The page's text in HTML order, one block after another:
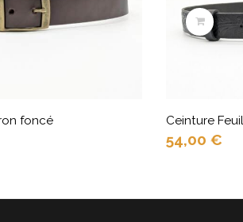
foncé Ceinture
54,00 €